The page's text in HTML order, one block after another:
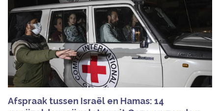
Afspraak tussen Israël en Hamas: 14